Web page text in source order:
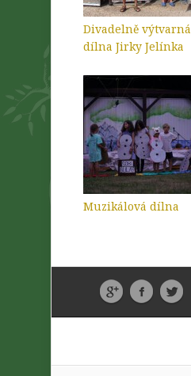
Divadelně výtvarná
dílna Jirky Jelínka
Muzikálová dílna